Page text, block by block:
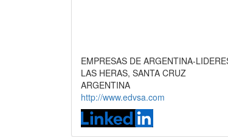
EMPRESAS DE ARGENTINA-
LAS HERAS, SANTA CRUZ
ARGENTINA
http://www.edvsa.com